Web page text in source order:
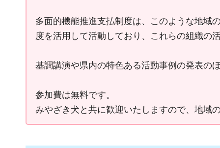
多面的機能推進支払制度は、このような地域
度を活用して活動しており、これらの組織の
基調講演や県内の特色ある活動事例の発表の
参加費は無料です。
みやざき犬と共に歓迎いたしますので、地域